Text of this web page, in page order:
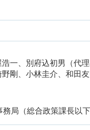
一、別府込初男（代
剛、小林圭介、和田友
局（総合政策課長以下